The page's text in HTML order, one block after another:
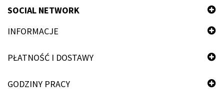
SOCIAL NETWORK
INFORMACJE
PŁATNOŚĆ I DOSTAWY
GODZINY PRACY